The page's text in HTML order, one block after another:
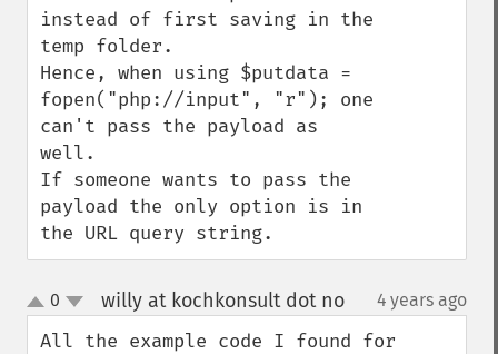
instead of first saving in the
temp folder.
Hence, when using $putdata =
fopen("php://input", "r"); one
can't pass the payload as
well.
If someone wants to pass the
payload the only option is in
the URL query string.
up
down
0 willy at kochkonsult dot no¶ 4 years ago
All the example code I found for